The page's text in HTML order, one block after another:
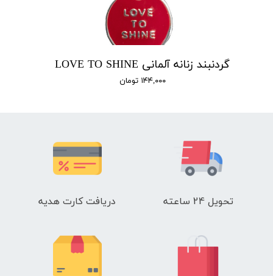
گردنبند زنانه آلمانی LOVE TO SHINE
۱۴۴,۰۰۰ تومان
تحویل 24 ساعته دریافت کارت هدیه